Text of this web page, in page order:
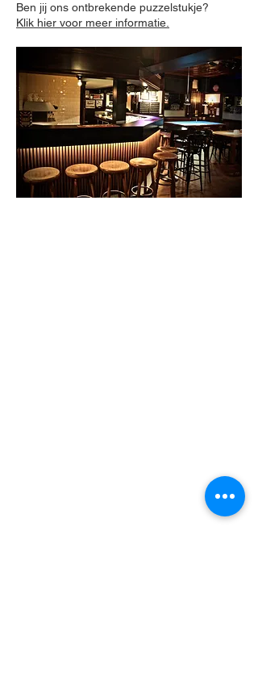
Ben jij ons ontbrekende puzzelstukje?
Klik hier voor meer informatie.